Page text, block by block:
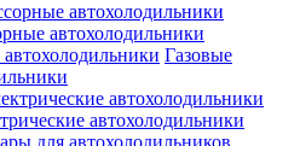
автохолодильники
Газовые
автохолодильники